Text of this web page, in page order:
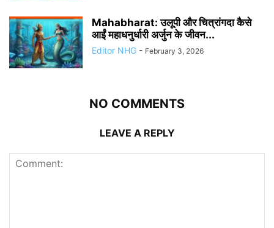
Mahabharat: उलूपी और चित्रांगदा कैसे
आईं महाधनुर्धारी अर्जुन के जीवन...
Editor NHG - February 3, 2026
NO COMMENTS
LEAVE A REPLY